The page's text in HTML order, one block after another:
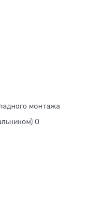
монтажа
0